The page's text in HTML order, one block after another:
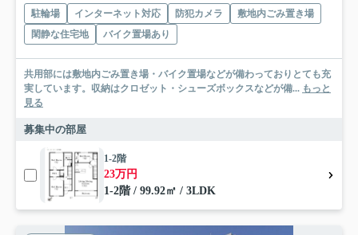
駐輪場 インターネット対応 防犯カメラ
敷地内ごみ置き場
閑静な住宅地
バイク置場あり
共用部には敷地内ごみ置き場・バイク置場などが備わっておりとても充
実しています。収納はクロゼット・シューズボックスなどが備... もっと
見る
募集中の部屋
1-2階
23万円
1-2階 / 99.92㎡ / 3LDK